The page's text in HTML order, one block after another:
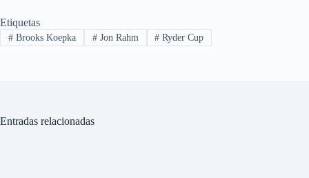
Etiquetas
#Brooks Koepka #Jon Rahm # Ryder Cup
Entradas relacionadas